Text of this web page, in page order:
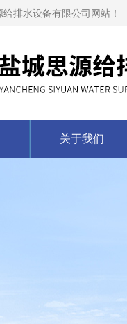
排水设备有限公司网站！
关于我们